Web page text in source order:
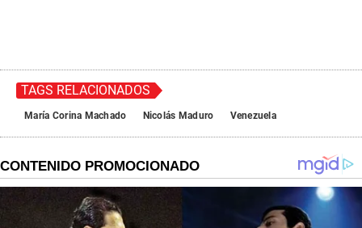
TAGS RELACIONADOS
María Corina Machado Nicolás Maduro Venezuela